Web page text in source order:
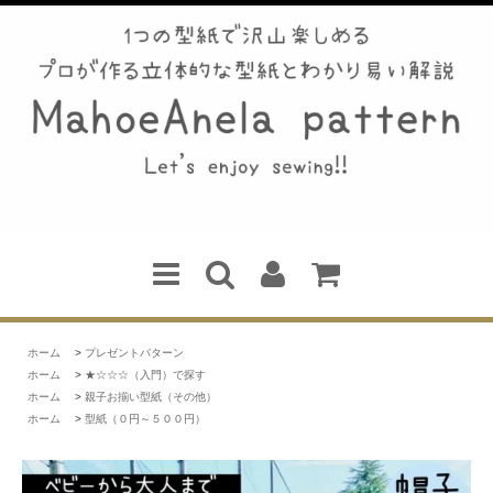
ホーム > プレゼントパターン
ホーム
> ★☆☆☆（入門）で探す
ホーム
> 親子お揃い型紙（その他）
ホーム
> 型紙（０円～５００円）